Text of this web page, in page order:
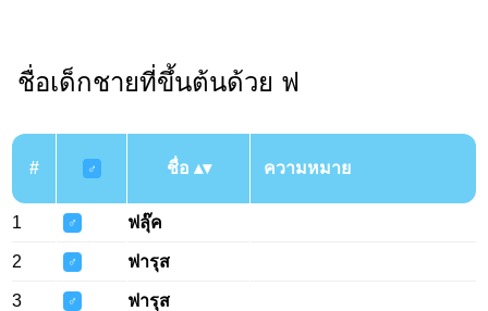
ชื่อเด็กชายที่ขึ้นต้นด้วย ฟ
# ♂ ชื่อ ความหมาย
1 ♂ ฟลุ๊ค
2 ♂ ฟารุส
3 ♂ ฟารุส